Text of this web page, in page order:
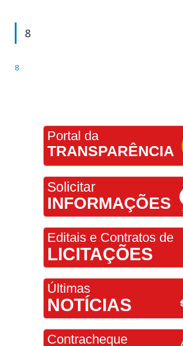
8
8
Portal da
TRANSPARÊNCIA
Solicitar
INFORMAÇÕES
Editais e Contratos de
LICITAÇÕES
Últimas
NOTÍCIAS
Contracheque